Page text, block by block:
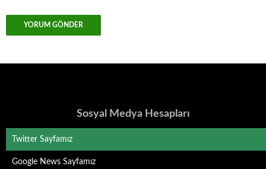
Sosyal Medya Hesapları
Twitter Sayfamız
Google News Sayfamız